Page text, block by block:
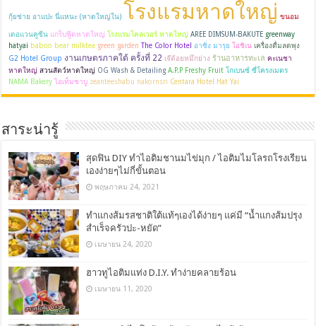
กุ้ยช่าย อาแปะ นี่แหนะ (หาดใหญ่ใน) โรงแรมหาดใหญ่ ขนอม
เดอแวนคูซีน แกร็บฟู๊ดหาดใหญ่ โรงแรมโคลเวอร์ หาดใหญ่ AREE DIMSUM-BAKUTE greenway
hatyai baboo bear milktea green garden The Color Hotel อาซิ่ง มารุย โอชิเน เครื่องดื่มลดพุง
G2 Hotel Group งานเกษตรภาคใต้ ครั้งที่ 22 เจ๊ต้อยหมึกย่าง ร้านอาหารทะเล คะเนชา
หาดใหญ่ สวนสัตว์หาดใหญ่ OG Wash & Detailing A.P.P Freshy Fruit โกเบนซ์ ซี่โครงเมตร
NAMA Bakery ไอเท็มชาบู zeanteeshabu nakornsri Centara Hotel Hat Yai
สาระน่ารู้
สุดฟิน DIY ทำไอติมชานมไข่มุก / ไอติมไมโลรถโรงเรียน
เองง่ายๆไม่กี่ขั้นตอน
พฤษภาคม 24, 2021
ทำแกงส้มรสชาติใต้แท้ๆเองได้ง่ายๆ แค่มี “น้ำแกงส้มปรุง
สำเร็จครัวปะ-หยัด”
เมษายน 24, 2020
ฮาวทูไอติมแท่ง D.I.Y. ทำง่ายคลายร้อน
เมษายน 11, 2020